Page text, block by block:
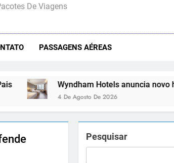
De Viagens
PASSAGENS AÉREAS
Wyndham Hotels anuncia novo hotel na
4 De Agosto De 2026
Pesquisar